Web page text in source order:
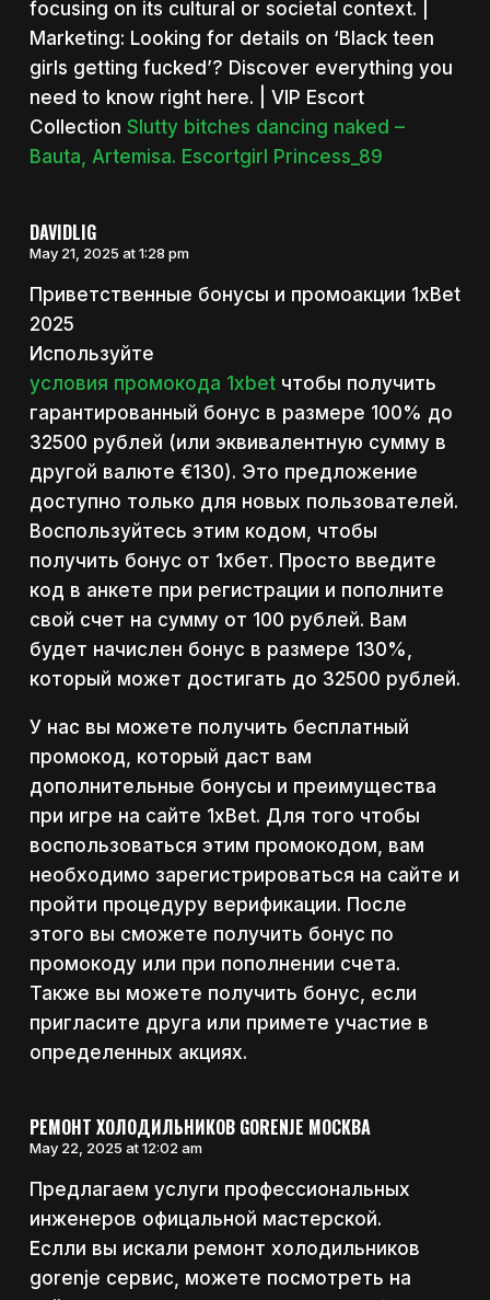
focusing on its cultural or societal context. |
Marketing: Looking for details on ‘Black teen
girls getting fucked’? Discover everything you
need to know right here. | VIP Escort
Collection Slutty bitches dancing naked –
Bauta, Artemisa. Escortgirl Princess_89
DAVIDLIG
May 21, 2025 at 1:28 pm
Приветственные бонусы и промоакции 1xBet
2025
Используйте
условия промокода 1xbetчтобы получить
гарантированный бонус в размере 100% до
32500 рублей (или эквивалентную сумму в
другой валюте €130). Это предложение
доступно только для новых пользователей.
Воспользуйтесь этим кодом, чтобы
получить бонус от 1хбет. Просто введите
код в анкете при регистрации и пополните
свой счет на сумму от 100 рублей. Вам
будет начислен бонус в размере 130%,
который может достигать до 32500 рублей.
У нас вы можете получить бесплатный
промокод, который даст вам
дополнительные бонусы и преимущества
при игре на сайте 1xBet. Для того чтобы
воспользоваться этим промокодом, вам
необходимо зарегистрироваться на сайте и
пройти процедуру верификации. После
этого вы сможете получить бонус по
промокоду или при пополнении счета.
Также вы можете получить бонус, если
пригласите друга или примете участие в
определенных акциях.
РЕМОНТ ХОЛОДИЛЬНИКОВ GORENJE МОСКВА
May 22, 2025 at 12:02 am
Предлагаем услуги профессиональных
инженеров офицальной мастерской.
Еслли вы искали ремонт холодильников
gorenje сервис, можете посмотреть на